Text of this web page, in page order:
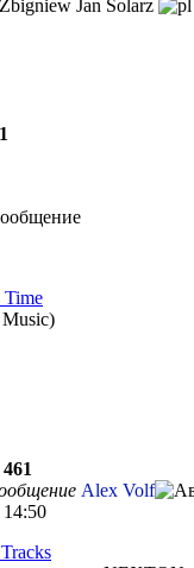
Zbigniew Jan Solarz
1
Time
461
Alex Volf
14:50